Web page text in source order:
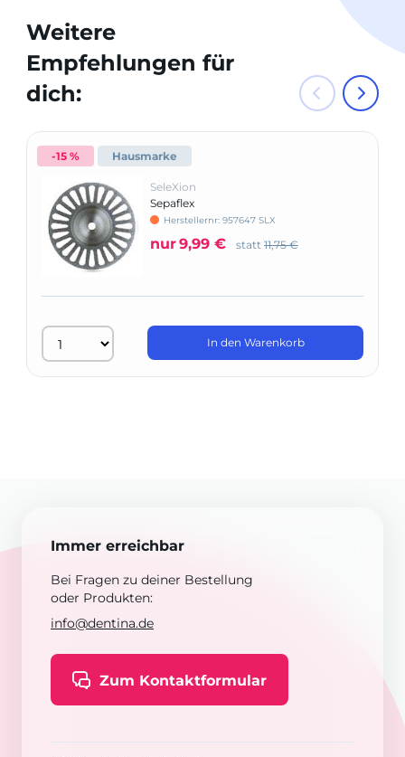
Weitere
Empfehlungen für
dich:
-15 % Hausmarke
SeleXion
Sepaflex
Herstellernr: 957647 SLX
nur9,99 € statt 11,75 €
In den Warenkorb
Immer erreichbar
Bei Fragen zu deiner Bestellung
oder Produkten:
info@dentina.de
Zum Kontaktformular